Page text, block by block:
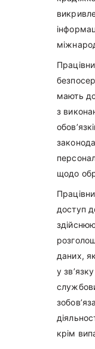
мають
з
щодо
доступ
даних,
у
крім